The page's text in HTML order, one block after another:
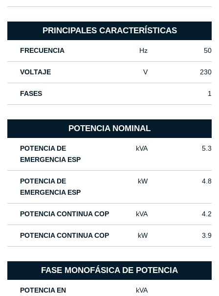
PRINCIPALES CARACTERÍSTICAS
FRECUENCIA Hz 50
VOLTAJE V 230
FASES 1
POTENCIA NOMINAL
POTENCIA DE
EMERGENCIA ESP
kVA 5.3
POTENCIA DE
EMERGENCIA ESP
kW 4.8
POTENCIA CONTINUA COP kVA 4.2
POTENCIA CONTINUA COP kW 3.9
FASE MONOFÁSICA DE POTENCIA
POTENCIA EN kVA